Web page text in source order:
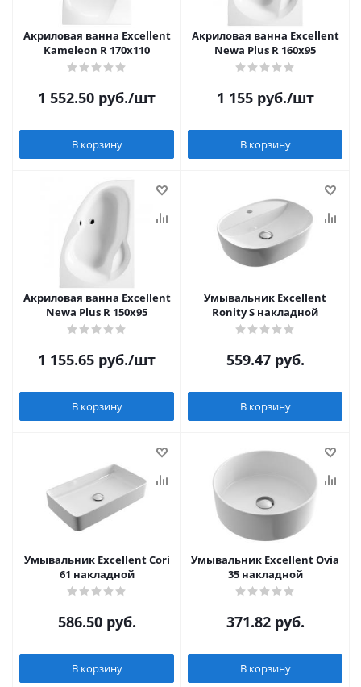
Акриловая ванна Excellent
Kameleon R 170x110
1 552.50 руб./шт
В корзину
Акриловая ванна Excellent
Newa Plus R 160x95
1 155руб./шт
В корзину
Акриловая ванна Excellent
Newa Plus R 150x95
1 155.65 руб./шт
В корзину
Умывальник Excellent
Ronity S накладной
559.47руб.
В корзину
Умывальник Excellent Cori
61 накладной
586.50руб.
В корзину
Умывальник Excellent Ovia
35 накладной
371.82руб.
В корзину